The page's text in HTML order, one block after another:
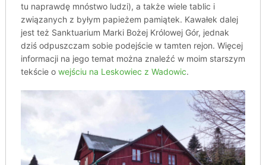
tu naprawdę mnóstwo ludzi), a także wiele tablic i
związanych z byłym papieżem pamiątek. Kawałek dalej
jest też Sanktuarium Marki Bożej Królowej Gór, jednak
dziś odpuszczam sobie podejście w tamten rejon. Więcej
informacji na jego temat można znaleźć w moim starszym
tekście o wejściu na Leskowiec z Wadowic.